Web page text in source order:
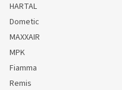
HARTAL
Dometic
MAXXAIR
MPK
Fiamma
Remis